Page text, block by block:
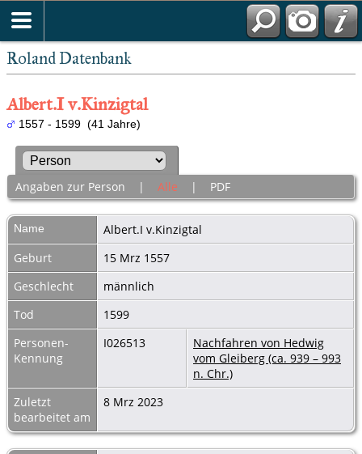
Roland Datenbank
Albert.I v.Kinzigtal
1557 - 1599 (41 Jahre)
Angaben zur Person | Alle | PDF
Name Albert.I v.Kinzigtal
Geburt
15 Mrz 1557
Geschlecht
männlich
Tod
1599
Personen-
Kennung
I026513
Nachfahren von Hedwig
vom Gleiberg (ca. 939 – 993
n. Chr.)
Zuletzt
bearbeitet am
8 Mrz 2023